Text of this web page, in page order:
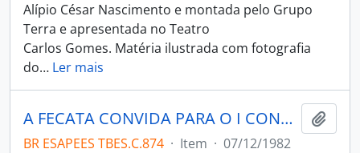
Alípio César Nascimento e montada pelo Grupo
Terra e apresentada no Teatro
Carlos Gomes. Matéria ilustrada com fotografia
do… Ler mais
A FECATA CONVIDA PARA O I CONGRESSO CAPIXABA
BR ESAPEES TBES.C.874 · Item · 07/12/1982